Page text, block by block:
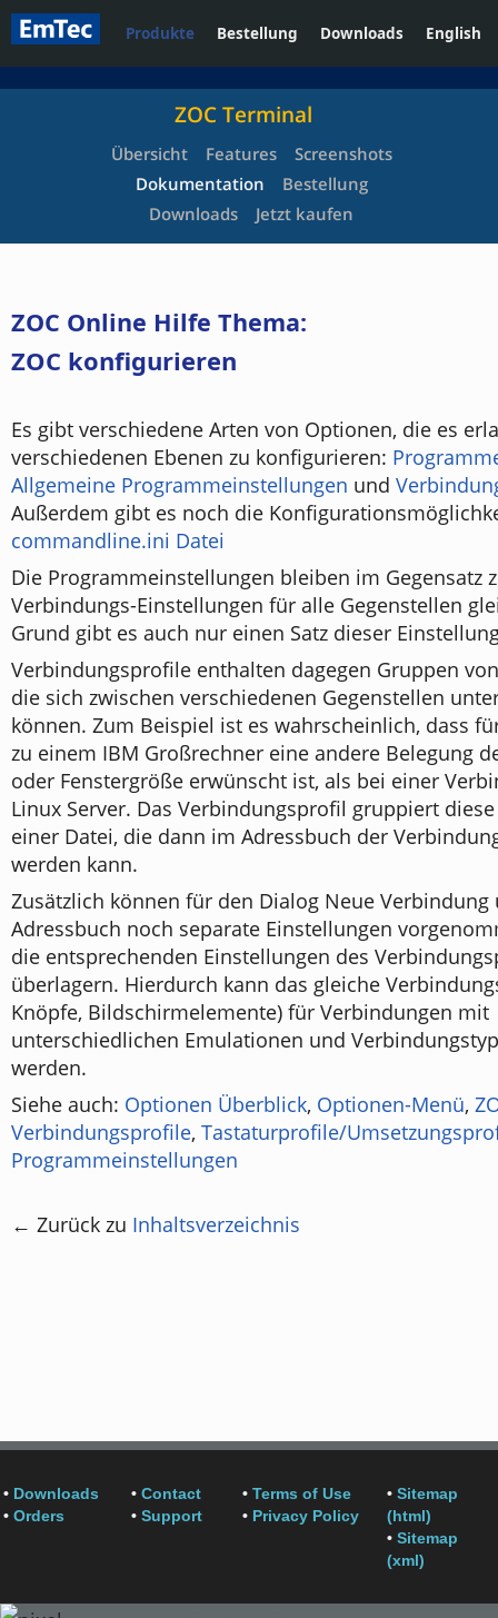
Produkte Bestellung Downloads English
ZOC Terminal
Übersicht Features
Screenshots
Dokumentation
Bestellung
Downloads
Jetzt kaufen
ZOC Online Hilfe Thema:
ZOC konfigurieren
Es gibt verschiedene Arten von Optionen, die es
verschiedenen Ebenen zu konfigurieren:
Allgemeine Programmeinstellungen und
Außerdem gibt es noch die
commandline.ini Datei
Die Programmeinstellungen bleiben im Gegensatz
Verbindungs-Einstellungen für alle Gegenstellen
Grund gibt es auch nur einen Satz dieser
Verbindungsprofile enthalten dagegen Gruppen
die sich zwischen verschiedenen Gegenstellen
können. Zum Beispiel ist es wahrscheinlich, dass
zu einem IBM Großrechner eine andere Belegung
oder Fenstergröße erwünscht ist, als bei einer
Linux Server. Das Verbindungsprofil gruppiert
einer Datei, die dann im Adressbuch der
werden kann.
Zusätzlich können für den Dialog Neue Verbindung
Adressbuch noch separate Einstellungen
die entsprechenden Einstellungen des
überlagern. Hierdurch kann das gleiche
Knöpfe, Bildschirmelemente) für Verbindungen mit
unterschiedlichen Emulationen und
werden.
Siehe auch: Optionen Überblick, Optionen-Menü,
Verbindungsprofile, Tastaturprofile/
Programmeinstellungen
← Zurück zu Inhaltsverzeichnis
• Downloads
• Orders
• Contact
• Support
• Terms of Use
• Privacy Policy
• Sitemap
(html)
• Sitemap
(xml)